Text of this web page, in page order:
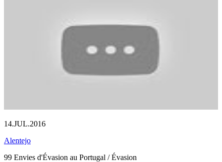
14.JUL.2016
Alentejo
99 Envies d'Évasion au Portugal / Évasion